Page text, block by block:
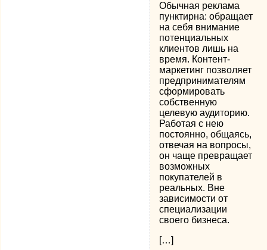
Обычная реклама
пунктирна: обращает
на себя внимание
потенциальных
клиентов лишь на
время. Контент-
маркетинг позволяет
предпринимателям
сформировать
собственную
целевую аудиторию.
Работая с нею
постоянно, общаясь,
отвечая на вопросы,
он чаще превращает
возможных
покупателей в
реальных. Вне
зависимости от
специализации
своего бизнеса.
[…]